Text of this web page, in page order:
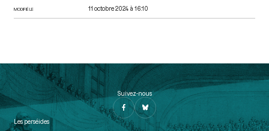
MODIFIÉ LE 11 octobre 2024 à 16:10
Suivez-nous
Les perséides